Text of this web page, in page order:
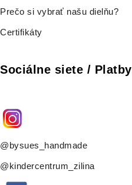
Prečo si vybrať našu dielňu?
Certifikáty
Sociálne siete / Platby
@bysues_handmade
@kindercentrum_zilina